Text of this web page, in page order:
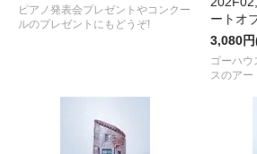
ピアノ発表会プレゼントやコンクー
ルのプレゼントにもどうぞ!
ートオ
3,080
ゴーハウ
スのアー